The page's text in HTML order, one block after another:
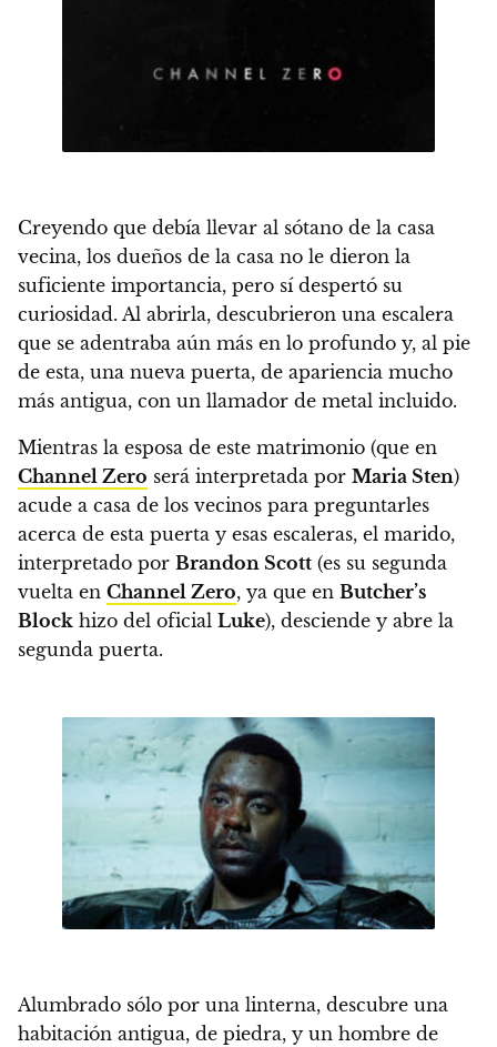
Creyendo que debía llevar al sótano de la casa
vecina, los dueños de la casa no le dieron la
suficiente importancia, pero sí despertó su
curiosidad. Al abrirla, descubrieron una escalera
que se adentraba aún más en lo profundo y, al pie
de esta, una nueva puerta, de apariencia mucho
más antigua, con un llamador de metal incluido.
Mientras la esposa de este matrimonio (que en
Channel Zero será interpretada por Maria Sten)
acude a casa de los vecinos para preguntarles
acerca de esta puerta y esas escaleras, el marido,
interpretado por Brandon Scott (es su segunda
vuelta en Channel Zero, ya que en Butcher’s
Block hizo del oficial Luke), desciende y abre la
segunda puerta.
Alumbrado sólo por una linterna, descubre una
habitación antigua, de piedra, y un hombre de